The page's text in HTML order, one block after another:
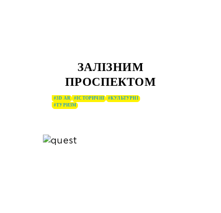
ЗАЛІЗНИМ
ПРОСПЕКТОМ
#3D AR #ІСТОРИЧНІ
#КУЛЬТУРНІ
#ТУРИЗМ